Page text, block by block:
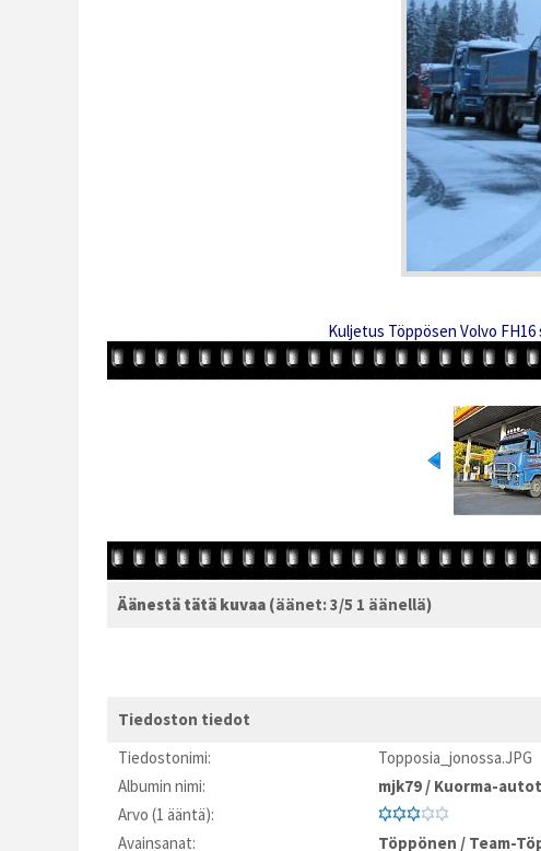
Kuljetus Töppösen Volvo
Äänestä tätä kuvaa (äänet: 3/5 1 äänellä)
Tiedoston tiedot
Tiedostonimi:
Topposia_jonossa.JPG
Albumin nimi:
mjk79 / Kuorma-
Arvo (1 ääntä):
Avainsanat:
Töppönen / Team-